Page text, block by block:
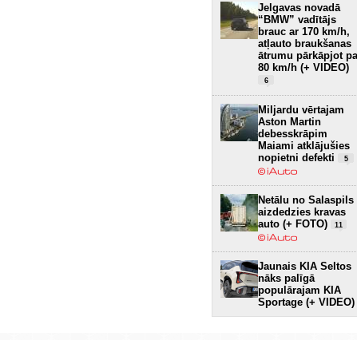
Jelgavas novadā
“BMW” vadītājs
brauc ar 170 km/h,
atļauto braukšanas
ātrumu pārkāpjot
80 km/h (+ VIDEO)
6
Miljardu vērtajam
Aston Martin
debesskrāpim
Maiami atklājušies
nopietni defekti
5
Netālu no Salaspils
aizdedzies kravas
auto (+ FOTO)
11
Jaunais KIA Seltos
nāks palīgā
populārajam KIA
Sportage (+ VIDEO)